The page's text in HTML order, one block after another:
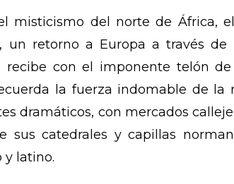
misticismo del norte de África,
, un retorno a Europa a través de
recibe con el imponente telón
la fuerza indomable de la
dramáticos, con mercados
sus catedrales y capillas
y latino.